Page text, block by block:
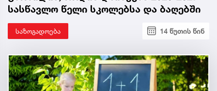
სასწავლო წელი სკოლებსა და ბაღებში
საზოგადოება 14 წუთის წინ